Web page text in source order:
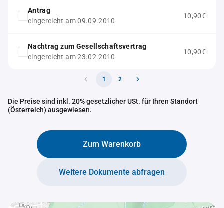
Antrag
eingereicht am 09.09.2010
10,90€
Nachtrag zum Gesellschaftsvertrag
eingereicht am 23.02.2010
10,90€
1 2
Die Preise sind inkl. 20% gesetzlicher USt. für Ihren Standort
(Österreich) ausgewiesen.
Zum Warenkorb
Weitere Dokumente abfragen